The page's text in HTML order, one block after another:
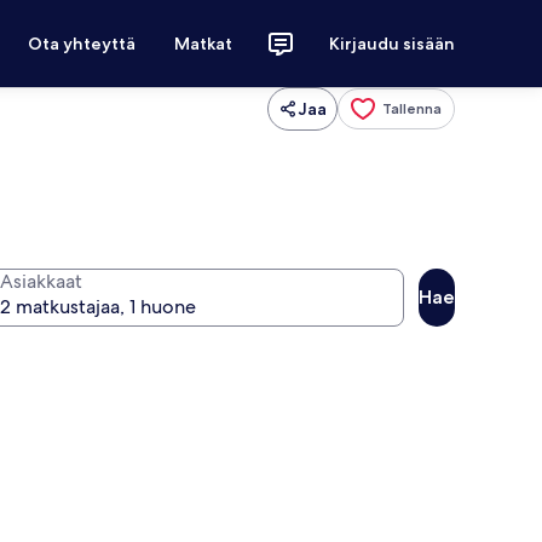
Ota yhteyttä Matkat Kirjaudu sisään
Jaa Tallenna
Asiakkaat
Hae